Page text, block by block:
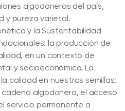
algodoneras del país,
y pureza varietal.
y la Sustentabilidad
la producción de
en un contexto de
y socioeconómico. La
calidad en nuestras semillas;
algodonera, el acceso
servicio permanente a